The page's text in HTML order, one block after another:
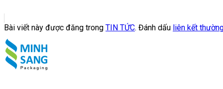
Bài viết này được đăng trong TIN TỨC. Đánh dấu liên kết